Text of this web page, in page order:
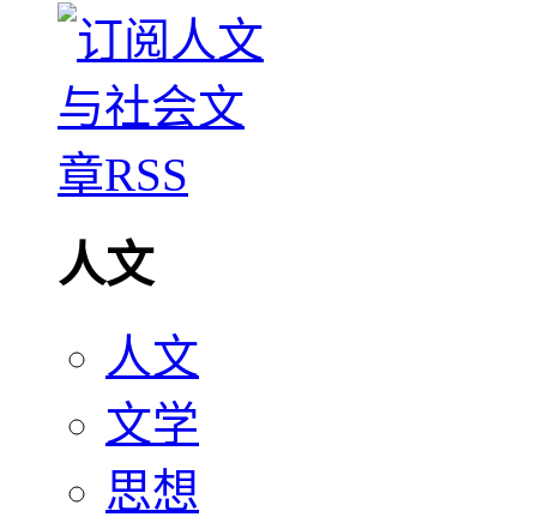
人文
人文
文学
思想